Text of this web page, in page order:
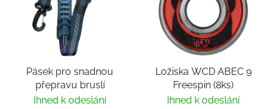
Pásek pro snadnou
přepravu bruslí
Ihned k odeslání
Ložiska WCD ABEC 9
Freespin (8ks)
Ihned k odeslání